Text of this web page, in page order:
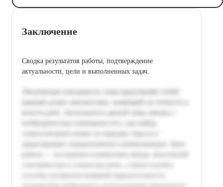
Заключение
Сводка результатов работы, подтверждение
актуальности, цели и выполненных задач.